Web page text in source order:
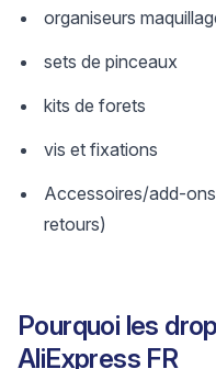
organiseurs
sets de pinceaux
kits de forets
vis et fixations
Accessoires/add-
retours)
Pourquoi les
AliExpress FR